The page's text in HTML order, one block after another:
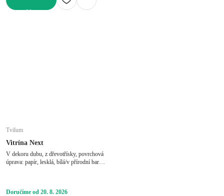
Tvilum
Vitrína Next
V dekoru dubu, z dřevotřísky, povrchová
úprava: papír, lesklá, bílá/v přírodní barvě,
Doručíme od 20. 8. 2026